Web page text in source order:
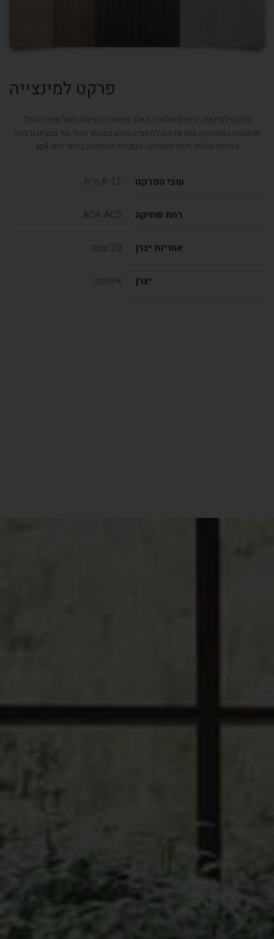
פרקט למינצייה
פרקט למינציה היינו פופלארי מאוד בחיפוי הרציפה בשל מחירו הזול
ופשטות התחזוקה שלו פרקט למינציה מגיע במבחר גדול של צבעים ורמות
אכויות שונות ,רמת השחיקה הסבירה והנפוצה ביותר היא ac4
עובי הפרקט 8-12 מ"מ
רמת שחיקה AC4-AC5
אחריות יצרן 20 שנה
יצרן אירופה